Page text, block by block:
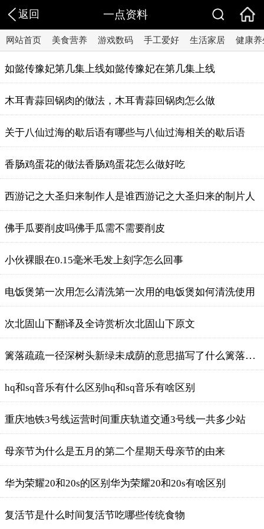
返回 一点资料
网站首页 美食营养 游戏数码 手工爱好 生活家居 健康养
如懿传豫妃第几集上线如懿传豫妃在第几集上线
木耳青蒜回锅肉的做法，木耳青蒜回锅肉怎么做
关于八仙过海的歇后语有哪些与八仙过海相关的歇后语
香肠鸡蛋花的做法香肠鸡蛋花怎么做好吃
西游记之大圣归来制作人是谁西游记之大圣归来的制片人
佛手瓜要削皮吗佛手瓜需不需要削皮
小伙裸眼在0.15毫米毛发上刻字怎么回事
电饭煲第一次用怎么清洗第一次用的电饭煲如何清洗使用
次北固山下翻译及全诗赏析次北固山下原文
篱落疏疏一径深树头新绿未成荫的意思描写了什么篱落疏疏一径深是什么意思
hq和sq音乐有什么区别hq和sq音乐有啥区别
重庆地铁3号线运营时间重庆轨道交通3号线一共多少站
母亲节为什么是五月的第二个星期天母亲节的由来
华为荣耀20和20s的区别华为荣耀20和20s有啥区别
复活节是什么时间复活节吃哪些传统食物